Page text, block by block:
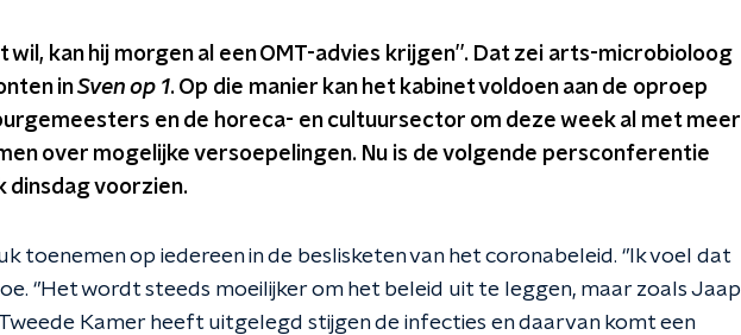
wil, kan hij morgen al een OMT-advies krijgen’’. Dat zei arts-microbioloog
inSven op 1. Op die manier kan het kabinet voldoen aan de oproep
en de horeca- en cultuursector om deze week al met meer
over mogelijke versoepelingen. Nu is de volgende persconferentie
dinsdag voorzien.
toenemen op iedereen in de beslisketen van het coronabeleid. ‘’Ik voel dat
‘’Het wordt steeds moeilijker om het beleid uit te leggen, maar zoals Jaap
Kamer heeft uitgelegd stijgen de infecties en daarvan komt een